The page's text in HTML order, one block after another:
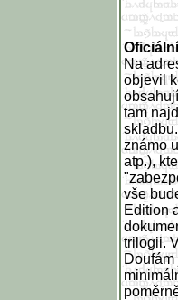
Na
objevil
tam
známo
atp.),
vše
Edition
trilogii.